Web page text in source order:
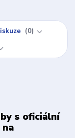
0
s oficiální